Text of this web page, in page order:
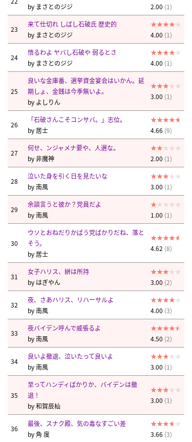
by まさとのジジ 2.00 (1)
23
来て仕切れ しばし石破氏 歴史的
by まさとのジジ 4.00 (1)
24
悟るわよ ヤバし石破や 弱るとさ
by まさとのジジ 4.00 (1)
25
良いな金庫番、選挙資金宴会はいかん。延
期しょ、金銭は今季無いよ。
by よしりん
3.00 (1)
26
「石破さんこそコンサバ。」志位。
by 居士 4.66 (9)
27
何せ、ンジャメナ要や、人選な。
by非魔神 2.00 (1)
28
泣いた身を引く日を見たいな
by南風 3.00 (1)
29
余談言うと彼か？党員だよ
by南風 1.00 (1)
30
ウソとおねだりかばう党ばかりだね、落と
そう。
by 居士
4.62 (8)
31
女子ハリス、絣は所持
by はぎやん 3.00 (2)
32
夜、さあハリス、リハーサルよ
by南風 4.00 (3)
33
夜バイデン呼んで威張るよ
by南風 4.50 (2)
34
良いよ撤退、泣いたって良いよ
by南風 3.00 (1)
35
至ってハンディばかりか、バイデンは撤
退！
by和賀辰杣
3.00 (1)
36
最後、スナク殿、気の毒なすごい差
by 角 度 3.66 (3)